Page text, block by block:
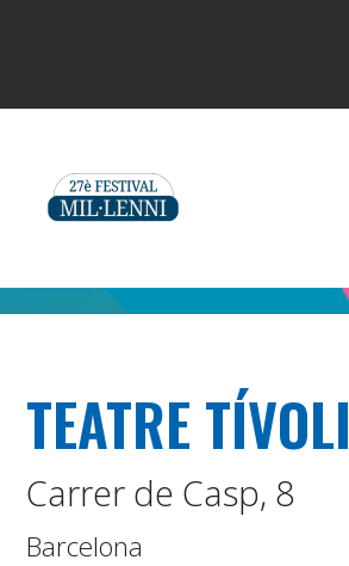
TEATRE TÍVOLI
Carrer de Casp, 8
Barcelona